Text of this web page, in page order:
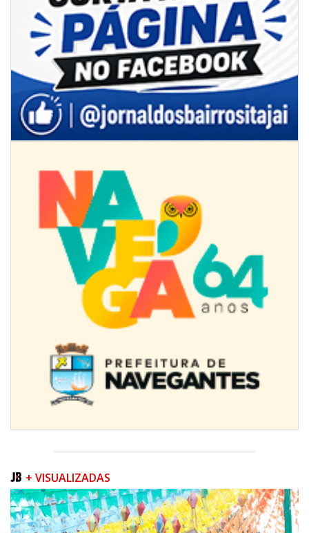
07/08/2026 | 07:00
Jordan Hang leva estratégias de marketing e vendas ao InspiraBQ, em
ITAPEMA
+ VISUALIZADAS